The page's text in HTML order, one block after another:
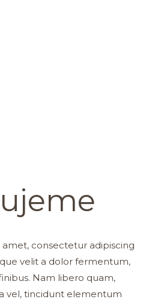
consectetur adipiscing
velit a dolor fermentum,
Nam libero quam,
vel, tincidunt elementum